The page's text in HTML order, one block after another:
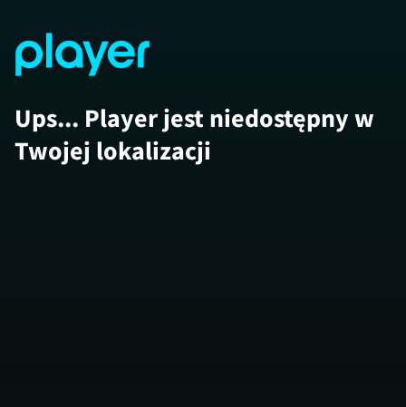
Ups... Player jest niedostępny w
Twojej lokalizacji